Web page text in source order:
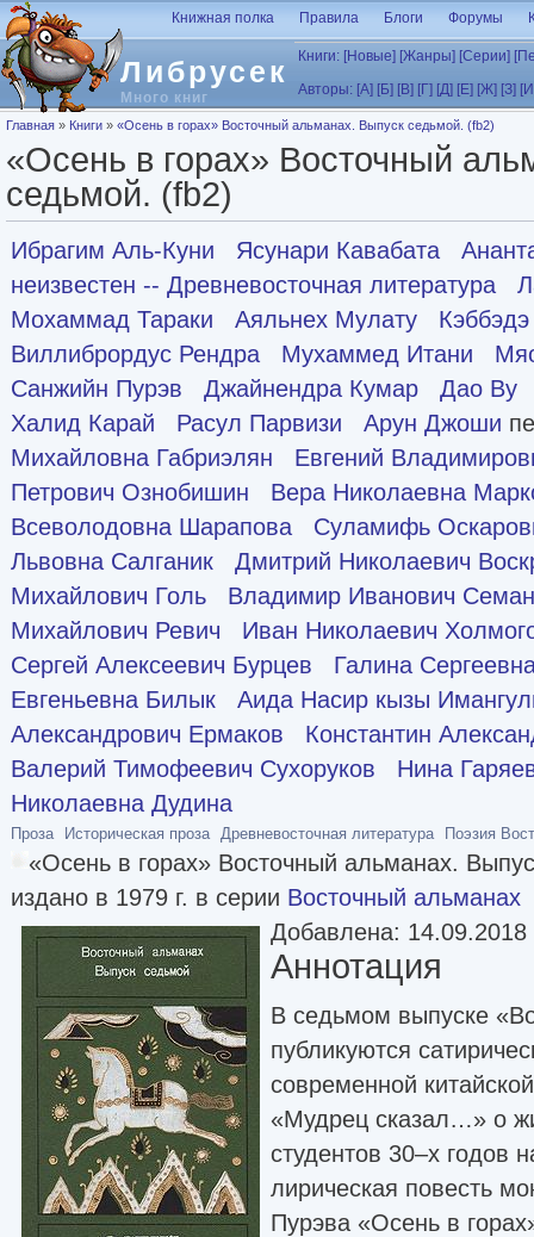
Перейти к основному содержанию
Либрусек
Много книг
Книжная полка Правила Блоги Форумы
Книги: [Новые] [Жанры] [Серии]
Авторы: [А] [Б] [В] [Г] [Д] [Е] [Ж] [З]
Вы здесь
Главная » Книги » «Осень в горах» Восточный альманах. Выпуск седьмой. (fb2)
«Осень в горах» Восточный
седьмой. (fb2)
Ибрагим Аль-Куни Ясунари Кавабата
неизвестен -- Древневосточная литература
Мохаммад Тараки
Аяльнех Мулату
Виллибрордус Рендра
Мухаммед Итани
Санжийн Пурэв
Джайнендра Кумар
Дао Ву
Халид Карай
Расул Парвизи Арун Джоши
Михайловна Габриэлян
Евгений
Петрович Ознобишин
Вера Николаевна
Всеволодовна Шарапова
Суламифь
Львовна Салганик
Дмитрий Николаевич
Михайлович Голь
Владимир Иванович
Михайлович Ревич
Иван Николаевич
Сергей Алексеевич Бурцев
Галина
Евгеньевна Билык
Аида Насир кызы
Александрович Ермаков
Константин
Валерий Тимофеевич Сухоруков
Нина
Николаевна Дудина
Проза Историческая проза Древневосточная литература Поэзия
«Осень в горах» Восточный альманах.
издано в 1979 г. в серии Восточный альманах
Добавлена: 14.09.2018
Аннотация
В седьмом выпуске
публикуются
современной
«Мудрец сказал…» о
студентов 30–х годов
лирическая повесть
Пурэва «Осень в